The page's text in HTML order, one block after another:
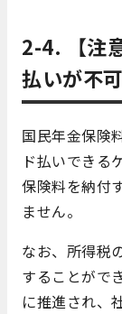
2-4. 【注
払いが不可
国民年金保険
ド払いできる
保険料を納付
ません。
なお、所得税
することがで
に推進され、